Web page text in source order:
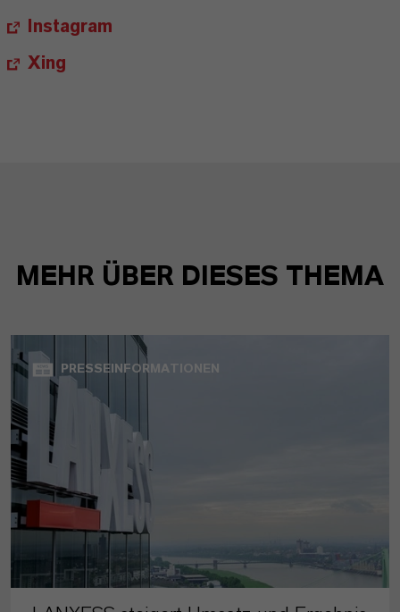
Instagram
Xing
MEHR ÜBER DIESES THEMA
PRESSEINFORMATIONEN